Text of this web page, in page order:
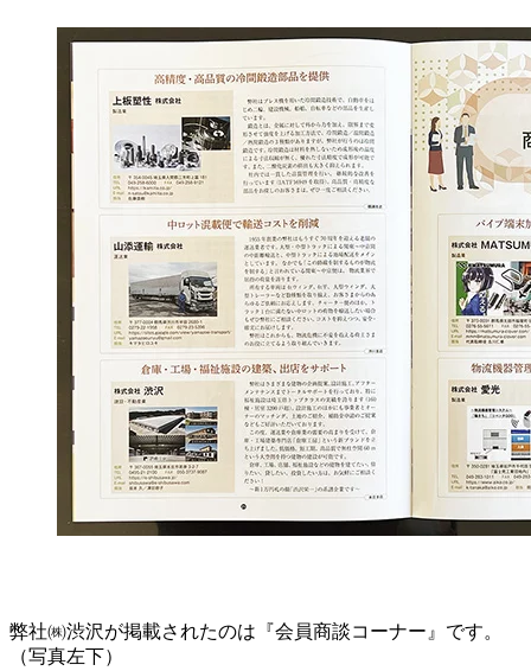
弊社㈱渋沢が掲載されたのは『会員商談コーナー』です。
（写真左下）